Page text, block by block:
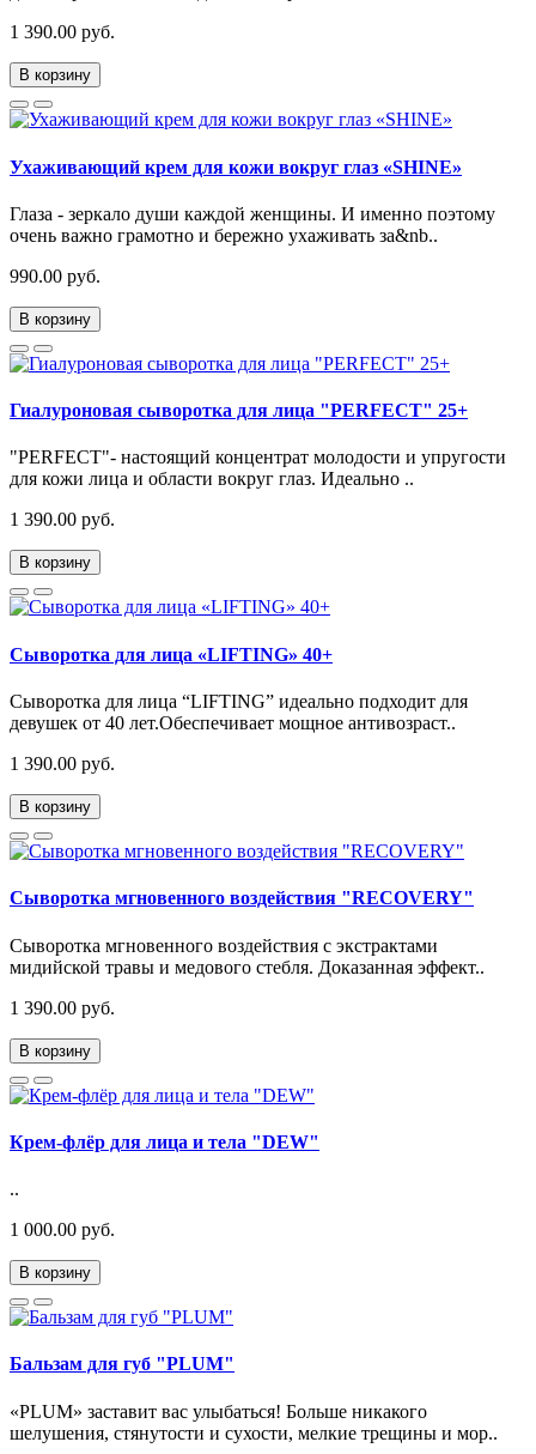
1 390.00 руб.
В корзину
Ухаживающий крем для кожи вокруг глаз «SHINE»
Глаза - зеркало души каждой женщины. И именно поэтому
очень важно грамотно и бережно ухаживать за&nb..
990.00 руб.
В корзину
Гиалуроновая сыворотка для лица "PERFECT" 25+
"PERFECT"- настоящий концентрат молодости и упругости
для кожи лица и области вокруг глаз. Идеально ..
1 390.00 руб.
В корзину
Сыворотка для лица «LIFTING» 40+
Сыворотка для лица “LIFTING” идеально подходит для
девушек от 40 лет.Обеспечивает мощное антивозраст..
1 390.00 руб.
В корзину
Сыворотка мгновенного воздействия "RECOVERY"
Сыворотка мгновенного воздействия с экстрактами
мидийской травы и медового стебля. Доказанная эффект..
1 390.00 руб.
В корзину
Крем-флёр для лица и тела "DEW"
..
1 000.00 руб.
В корзину
Бальзам для губ "PLUM"
«PLUM» заставит вас улыбаться! Больше никакого
шелушения, стянутости и сухости, мелкие трещины и мор..